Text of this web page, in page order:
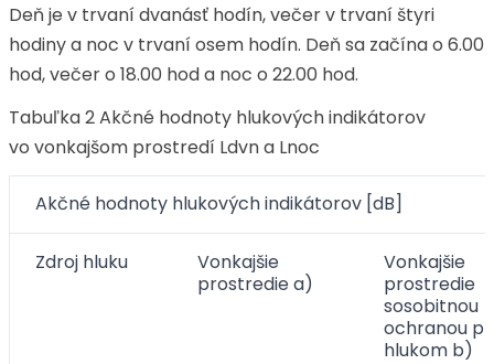
Deň je v trvaní dvanásť hodín, večer v trvaní štyri
hodiny a noc v trvaní osem hodín. Deň sa začína o 6.00
hod, večer o 18.00 hod a noc o 22.00 hod.
Tabuľka 2 Akčné hodnoty hlukových indikátorov
vo vonkajšom prostredí Ldvn a Lnoc
Akčné hodnoty hlukových indikátorov [dB]
Zdroj hluku
Vonkajšie
prostredie a)
Vonkajšie
prostredie
sosobitnou
ochranou
hlukom b)